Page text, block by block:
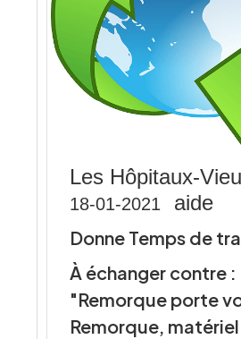
Les Hôpitaux-
18-01-2021 aide
Donne Temps de
À échanger contre :
"Remorque porte
Remorque,